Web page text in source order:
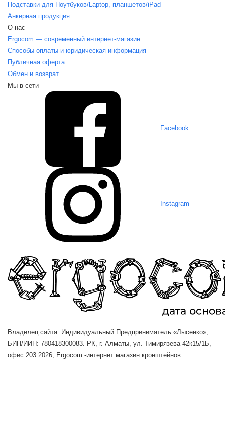
Подставки для Ноутбуков/Laptop, планшетов/iPаd
Анкерная продукция
О нас
Ergocom — современный интернет-магазин
Способы оплаты и юридическая информация
Публичная оферта
Обмен и возврат
Мы в сети
Facebook
Instagram
Владелец сайта: Индивидуальный Предприниматель «Лысенко»,
БИН/ИИН: 780418300083. РК, г. Алматы, ул. Тимирязева 42к15/1Б,
офис 203 2026, Ergocom -интернет магазин кронштейнов